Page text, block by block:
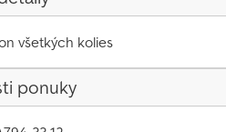
všetkých kolies
ponuky